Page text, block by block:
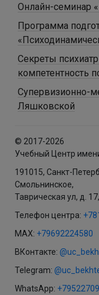
Онлайн-семинар
Программа
Секреты
компетентность
Супервизионно-
Ляшковской
© 2017-2026
Учебный Центр
191015, Санкт-
Смольнинское,
Таврическая ул, д.
Телефон центра:
MAX: +79692224580
ВКонтакте:
Telegram:
WhatsApp: